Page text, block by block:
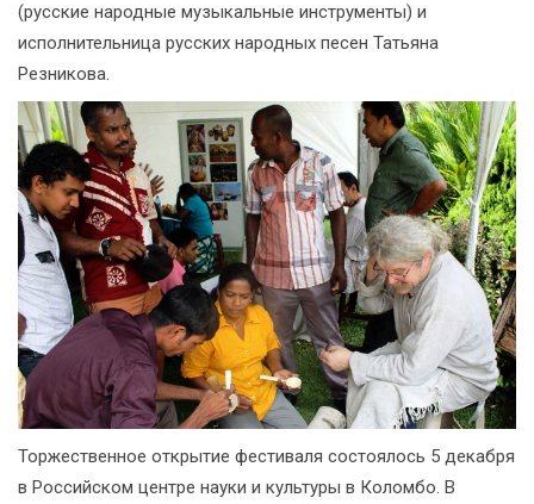
(русские народные музыкальные инструменты) и
исполнительница русских народных песен Татьяна
Резникова.
Торжественное открытие фестиваля состоялось 5 декабря
в Российском центре науки и культуры в Коломбо. В